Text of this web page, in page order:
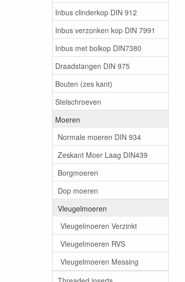
Inbus clinderkop DIN 912
Inbus verzonken kop DIN 7991
Inbus met bolkop DIN7380
Draadstangen DIN 975
Bouten (zes kant)
Stelschroeven
Moeren
Normale moeren DIN 934
Zeskant Moer Laag DIN439
Borgmoeren
Dop moeren
Vleugelmoeren
Vleugelmoeren Verzinkt
Vleugelmoeren RVS
Vleugelmoeren Messing